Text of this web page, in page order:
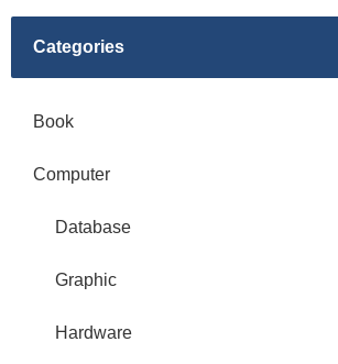
Categories
Book
Computer
Database
Graphic
Hardware